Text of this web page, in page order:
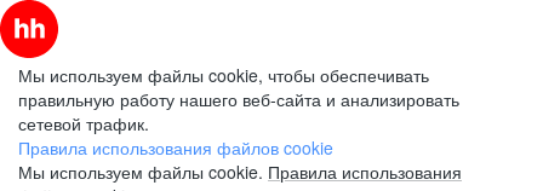
Мы используем файлы cookie, чтобы обеспечивать
правильную работу нашего веб-сайта и анализировать
сетевой трафик.
Правила использования файлов cookie
Мы используем файлы cookie. Правила использования